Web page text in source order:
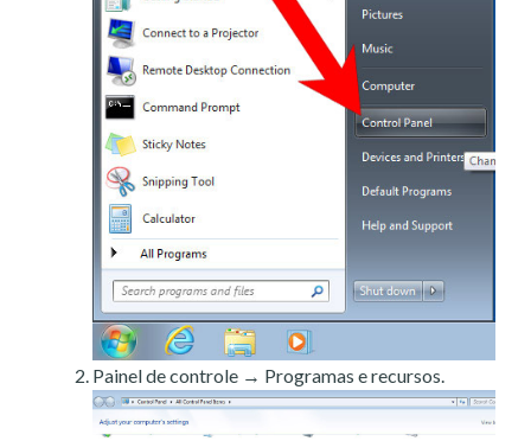
Painel de controle → Programas e recursos.